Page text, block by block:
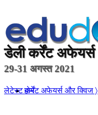
होम
डेली कर्रेंट अफेयर्स
29-31 अगस्त 2021
लेटेस्ट कर्रेंट अफेयर्स और क्विज 〉